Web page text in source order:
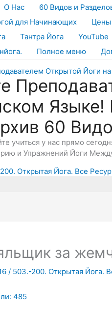
О Нас 60 Видов и
для Начинающих
Цены
Тантра Йога YouTube
Полное меню
60
учиться у нас прямо
и Упражнений Йоги
Открытая Йога. Все
за
/ 503.-200. Открытая Йога.
485